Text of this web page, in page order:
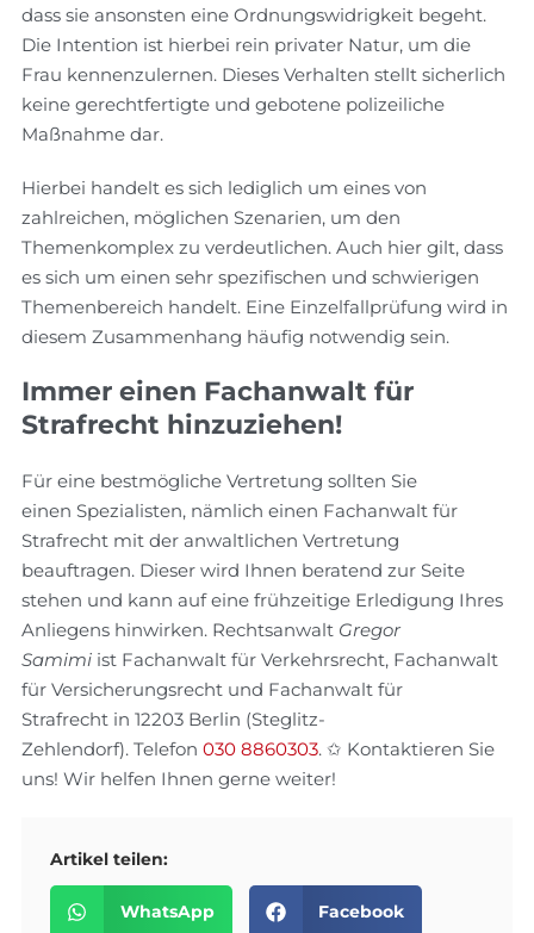
dass sie ansonsten eine Ordnungswidrigkeit begeht.
Die Intention ist hierbei rein privater Natur, um die
Frau kennenzulernen. Dieses Verhalten stellt sicherlich
keine gerechtfertigte und gebotene polizeiliche
Maßnahme dar.
Hierbei handelt es sich lediglich um eines von
zahlreichen, möglichen Szenarien, um den
Themenkomplex zu verdeutlichen. Auch hier gilt, dass
es sich um einen sehr spezifischen und schwierigen
Themenbereich handelt. Eine Einzelfallprüfung wird in
diesem Zusammenhang häufig notwendig sein.
Immer einen Fachanwalt für
Strafrecht hinzuziehen!
Für eine bestmögliche Vertretung sollten Sie
einen Spezialisten, nämlich einen Fachanwalt für
Strafrecht mit der anwaltlichen Vertretung
beauftragen. Dieser wird Ihnen beratend zur Seite
stehen und kann auf eine frühzeitige Erledigung Ihres
Anliegens hinwirken. Rechtsanwalt Gregor
Samimi ist Fachanwalt für Verkehrsrecht, Fachanwalt
für Versicherungsrecht und Fachanwalt für
Strafrecht in 12203 Berlin (Steglitz-
Zehlendorf). Telefon030 8860303. ✩ Kontaktieren Sie
uns! Wir helfen Ihnen gerne weiter!
Artikel teilen:
WhatsApp Facebook